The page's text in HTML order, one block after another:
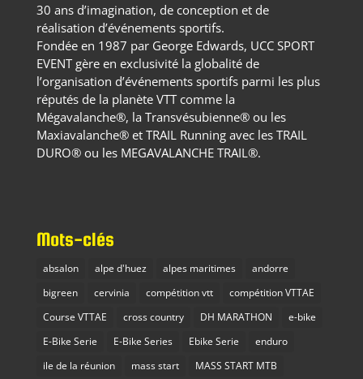
30 ans d’imagination, de conception et de
réalisation d’événements sportifs.
Fondée en 1987 par George Edwards, UCC SPORT
EVENT gère en exclusivité la globalité de
l’organisation d’événements sportifs parmi les plus
réputés de la planète VTT comme la
Mégavalanche®, la Transvésubienne® ou les
Maxiavalanche® et TRAIL Running avec les TRAIL
DURO® ou les MEGAVALANCHE TRAIL®.
Mots-clés
absalon alpe d'huez alpes maritimes
andorre
bigreen
cervinia compétition vtt
compétition VTTAE
Course VTTAE
cross country DH MARATHON
e-bike
E-Bike Serie
E-Bike Series Ebike Serie
enduro
ile de la réunion
mass start
MASS START MTB